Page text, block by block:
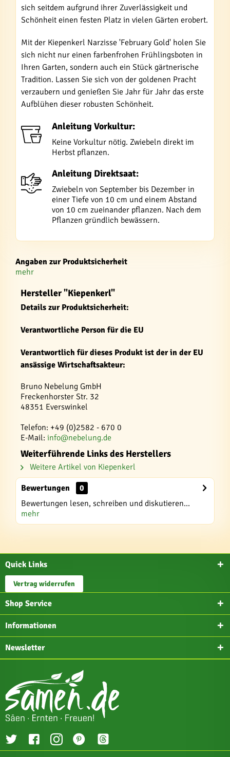
sich seitdem aufgrund ihrer Zuverlässigkeit und
Schönheit einen festen Platz in vielen Gärten erobert.
Mit der Kiepenkerl Narzisse 'February Gold' holen Sie
sich nicht nur einen farbenfrohen Frühlingsboten in
Ihren Garten, sondern auch ein Stück gärtnerische
Tradition. Lassen Sie sich von der goldenen Pracht
verzaubern und genießen Sie Jahr für Jahr das erste
Aufblühen dieser robusten Schönheit.
Anleitung Vorkultur:
Keine Vorkultur nötig. Zwiebeln direkt im
Herbst pflanzen.
Anleitung Direktsaat:
Zwiebeln von September bis Dezember in
einer Tiefe von 10 cm und einem Abstand
von 10 cm zueinander pflanzen. Nach dem
Pflanzen gründlich bewässern.
Angaben zur Produktsicherheit
mehr
Hersteller "Kiepenkerl"
Details zur Produktsicherheit:
Verantwortliche Person für die EU
Verantwortlich für dieses Produkt ist der in der EU
ansässige Wirtschaftsakteur:
Bruno Nebelung GmbH
Freckenhorster Str. 32
48351 Everswinkel
Telefon: +49 (0)2582 - 670 0
E-Mail: info@nebelung.de
Weiterführende Links des Herstellers
Weitere Artikel von Kiepenkerl
Bewertungen
0
Bewertungen lesen, schreiben und diskutieren...
mehr
Quick Links
Vertrag widerrufen
Shop Service
Informationen
Newsletter